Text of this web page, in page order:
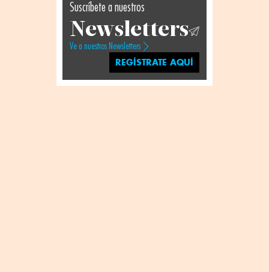
Suscríbete a nuestros
Newsletters
Ve a nuestros Newsletters
REGÍSTRATE AQUÍ